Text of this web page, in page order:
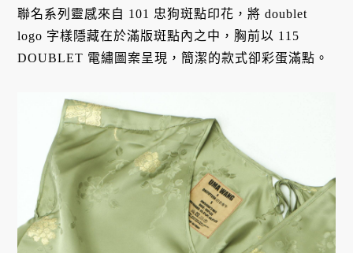
聯名系列靈感來自 101 忠狗斑點印花，將 doublet
logo 字樣隱藏在於滿版斑點內之中，胸前以 115
DOUBLET 電繡圖案呈現，簡潔的款式卻彩蛋滿點。